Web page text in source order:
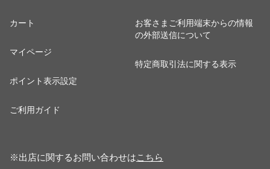
カート
マイページ
ポイント表示設定
ご利用ガイド
お客さまご利用端末からの情報
の外部送信について
特定商取引法に関する表示
※出店に関するお問い合わせはこちら